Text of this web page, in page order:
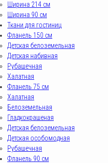
Ширина 214 см
Ширина 90 см
Ткани для гостиниц
Фланель 150 см
Детская белоземельная
Детская набивная
Рубашечная
Халатная
Фланель 75 см
Халатная
Белоземельная
Гладкокрашеная
Детская белоземельная
Детская особомодная
Рубашечная
Фланель 90 см